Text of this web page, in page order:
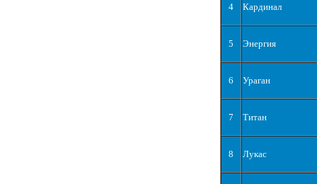
4 Кардинал
5 Энергия
6 Ураган
7 Титан
8 Лукас